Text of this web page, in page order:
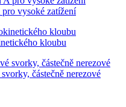
vysoké zatížení
kloubu
částečně nerezové